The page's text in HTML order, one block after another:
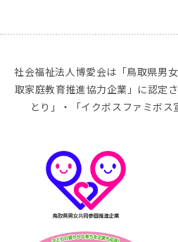
社会福祉法人博愛会は「鳥取県男
取家庭教育推進協力企業」に認定
とり」・「イクボスファミボス